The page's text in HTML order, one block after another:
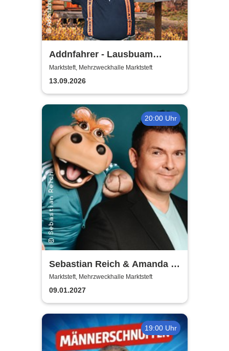
Addnfahrer - Lausbuam
Gschicht'n
Marktsteft, Mehrzweckhalle Marktsteft
13.09.2026
20:00 Uhr
Sebastian Reich & Amanda -
Purer Zufall
Marktsteft, Mehrzweckhalle Marktsteft
09.01.2027
19:00 Uhr